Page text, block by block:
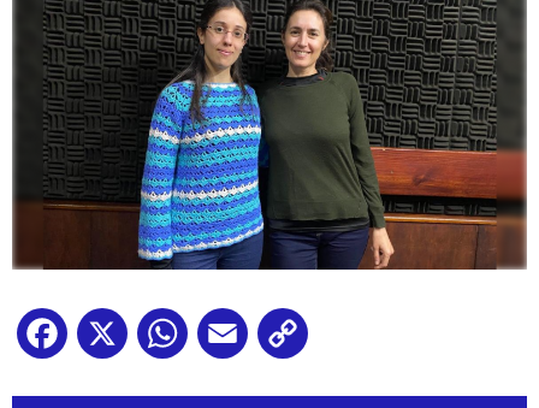
Facebook
X WhatsApp
Email
Reproductor